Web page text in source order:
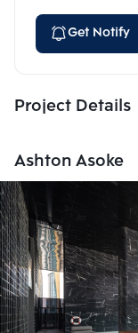
Get Notify
Project Details
Ashton Asoke